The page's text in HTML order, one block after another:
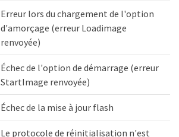
Erreur lors du chargement de l'option
d'amorçage (erreur Loadimage
renvoyée)
Échec de l'option de démarrage (erreur
StartImage renvoyée)
Échec de la mise à jour flash
Le protocole de réinitialisation n'est